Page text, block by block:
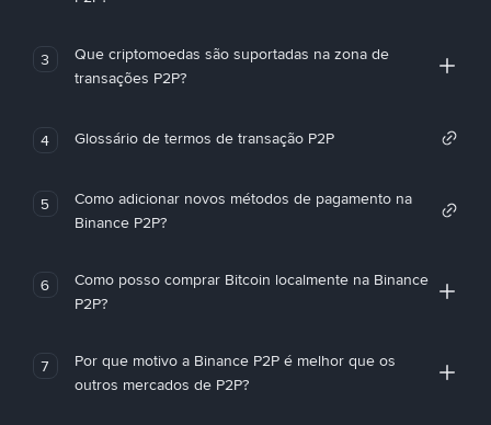
3
Que criptomoedas são suportadas na zona de
transações P2P?
4 Glossário de termos de transação P2P
5
Como adicionar novos métodos de pagamento na
Binance P2P?
6
Como posso comprar Bitcoin localmente na Binance
P2P?
7
Por que motivo a Binance P2P é melhor que os
outros mercados de P2P?